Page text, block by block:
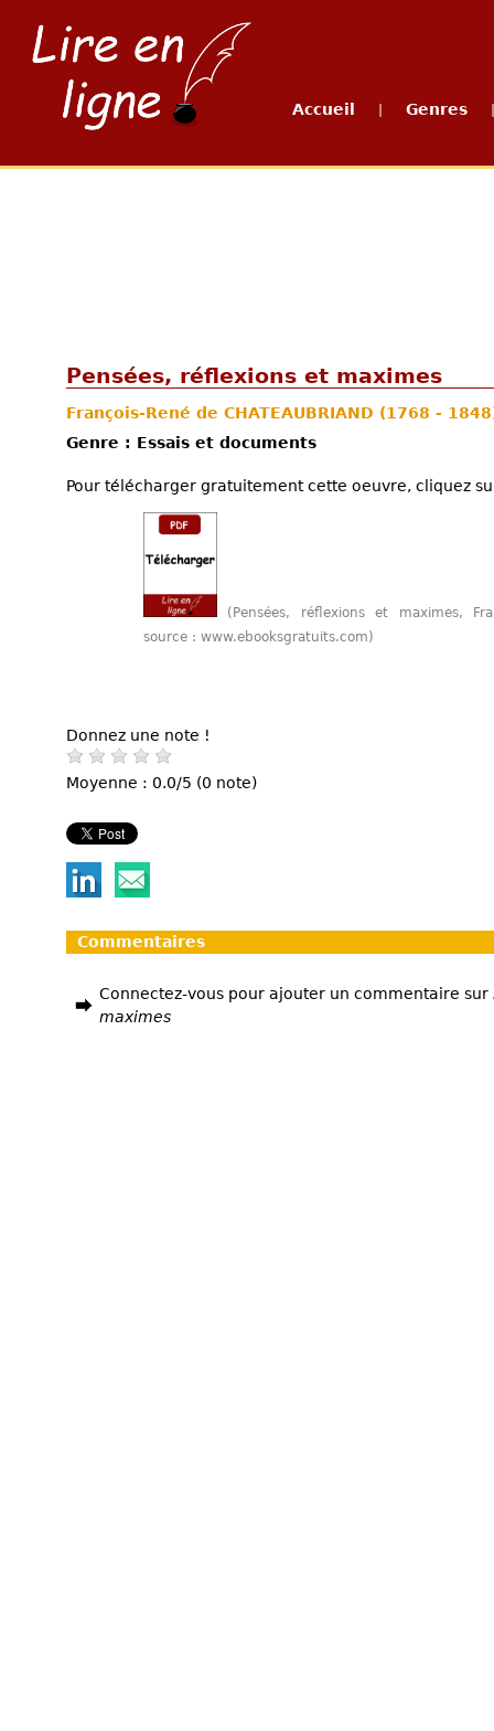
Accueil Genres
Pensées, réflexions et maximes
François-René de CHATEAUBRIAND (1768 -
Genre : Essais et documents
Pour télécharger gratuitement cette oeuvre, cliquez
(Pensées, réflexions et maximes,
source : www.ebooksgratuits.com)
Donnez une note !
Moyenne : 0.0/5 (0 note)
Commentaires
Connectez-vous pour ajouter un commentaire sur
maximes